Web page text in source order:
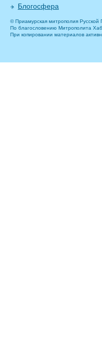
Блогосфера
© Приамурская митрополия
По благословению Митрополита
При копировании материалов